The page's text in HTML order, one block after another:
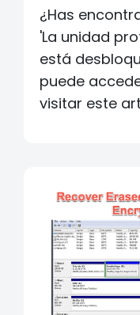
¿Has
'La unidad
está
puede
visitar este